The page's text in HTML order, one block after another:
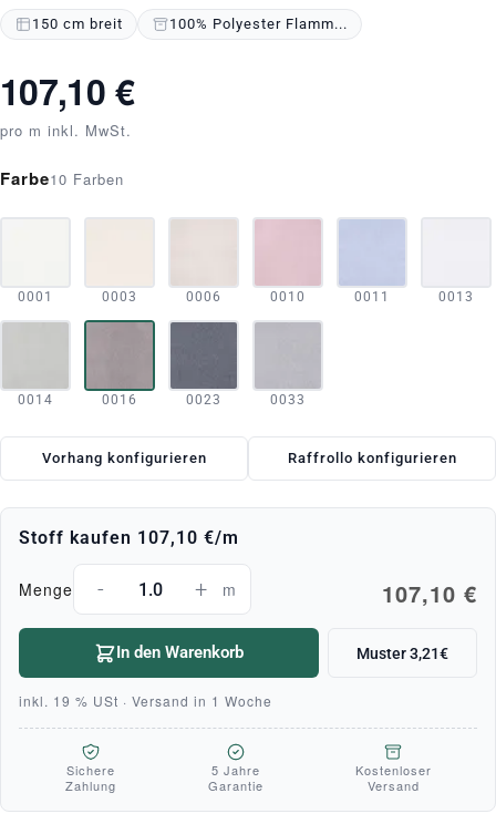
150 cm breit 100% Polyester Flamm...
107,10 €
pro m inkl. MwSt.
Farbe10 Farben
0001 0003 0006 0010 0011 0013
0014 0016 0023 0033
Vorhang konfigurieren Raffrollo konfigurieren
Stoff kaufen 107,10 €/m
Menge - + m 107,10 €
In den Warenkorb Muster 3,21€
inkl. 19 % USt · Versand in 1 Woche
Sichere
Zahlung
5 Jahre
Garantie
Kostenloser
Versand